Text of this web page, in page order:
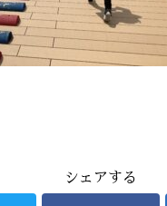
シェアする